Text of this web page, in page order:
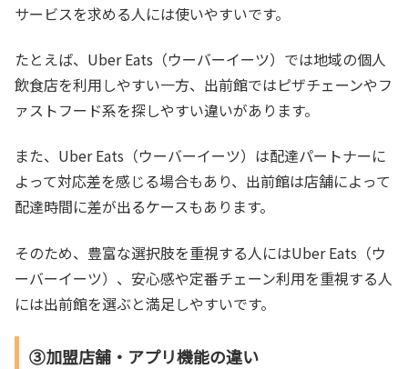
サービスを求める人には使いやすいです。
たとえば、Uber Eats（ウーバーイーツ）では地域の個人
飲食店を利用しやすい一方、出前館ではピザチェーンやフ
ァストフード系を探しやすい違いがあります。
また、Uber Eats（ウーバーイーツ）は配達パートナーに
よって対応差を感じる場合もあり、出前館は店舗によって
配達時間に差が出るケースもあります。
そのため、豊富な選択肢を重視する人にはUber Eats（ウ
ーバーイーツ）、安心感や定番チェーン利用を重視する人
には出前館を選ぶと満足しやすいです。
③加盟店舗・アプリ機能の違い